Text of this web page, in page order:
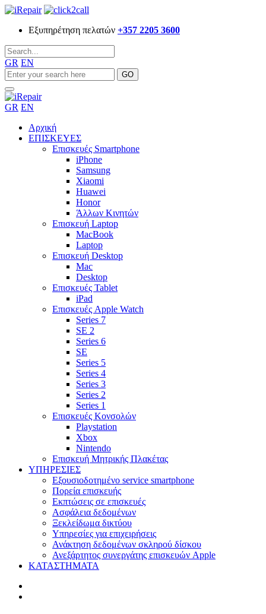
Εξυπηρέτηση πελατών +357 2205 3600
GR EN
GR EN
Αρχική
ΕΠΙΣΚΕΥΕΣ
Επισκευές Smartphone
iPhone
Samsung
Xiaomi
Huawei
Honor
Άλλων Κινητών
Επισκευή Laptop
MacBook
Laptop
Επισκευή Desktop
Mac
Desktop
Επισκευές Tablet
iPad
Επισκευές Apple Watch
Series 7
SE 2
Series 6
SE
Series 5
Series 4
Series 3
Series 2
Series 1
Επισκευές Κονσολών
Playstation
Xbox
Nintendo
Επισκευή Μητρικής Πλακέτας
YΠΗΡΕΣΙΕΣ
Εξουσιοδοτημένο service smartphone
Πορεία επισκευής
Εκπτώσεις σε επισκευές
Ασφάλεια δεδομένων
Ξεκλείδωμα δικτύου
Υπηρεσίες για επιχειρήσεις
Ανάκτηση δεδομένων σκληρού δίσκου
Ανεξάρτητος συνεργάτης επισκευών Apple
ΚΑΤΑΣΤΗΜΑΤΑ